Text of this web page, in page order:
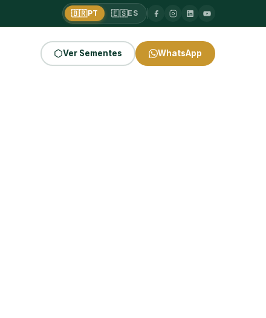
🇧🇷PT 🇪🇸ES
Ver Sementes WhatsApp